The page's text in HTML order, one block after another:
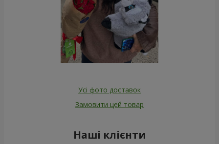
Усі фото доставок
Замовити цей товар
Наші клієнти